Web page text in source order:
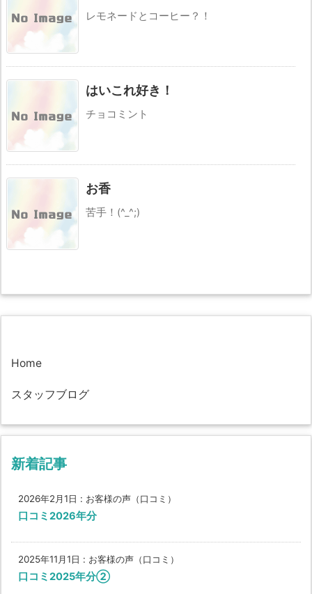
レモネードとコーヒー？！
はいこれ好き！
チョコミント
お香
苦手！(^_^;)
Home
スタッフブログ
新着記事
2026年2月1日 : お客様の声（口コミ）
口コミ2026年分
2025年11月1日 : お客様の声（口コミ）
口コミ2025年分②